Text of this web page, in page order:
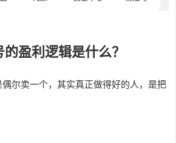
盈利逻辑是什么？
尔卖一个，其实真正做得好的人，是把